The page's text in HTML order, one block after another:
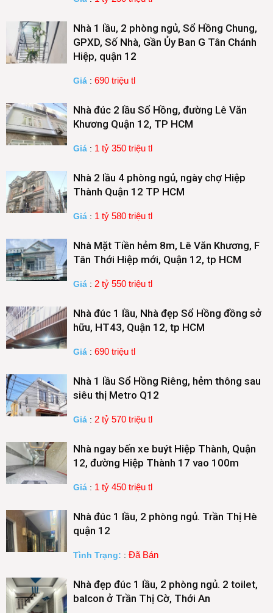
Nhà 1 lầu, 2 phòng ngủ, Sổ Hồng Chung,
GPXD, Số Nhà, Gần Ủy Ban G Tân Chánh
Hiệp, quận 12
Giá : 690 triệu tl
Nhà đúc 2 lầu Sổ Hồng, đường Lê Văn
Khương Quận 12, TP HCM
Giá : 1 tỷ 350 triệu tl
Nhà 2 lầu 4 phòng ngủ, ngày chợ Hiệp
Thành Quận 12 TP HCM
Giá : 1 tỷ 580 triệu tl
Nhà Mặt Tiền hẻm 8m, Lê Văn Khương, F
Tân Thới Hiệp mới, Quận 12, tp HCM
Giá : 2 tỷ 550 triệu tl
Nhà đúc 1 lầu, Nhà đẹp Sổ Hồng đồng sở
hữu, HT43, Quận 12, tp HCM
Giá : 690 triệu tl
Nhà 1 lầu Sổ Hồng Riêng, hẻm thông sau
siêu thị Metro Q12
Giá : 2 tỷ 570 triệu tl
Nhà ngay bến xe buýt Hiệp Thành, Quận
12, đường Hiệp Thành 17 vao 100m
Giá : 1 tỷ 450 triệu tl
Nhà đúc 1 lầu, 2 phòng ngủ. Trần Thị Hè
quận 12
Tình Trạng: : Đã Bán
Nhà đẹp đúc 1 lầu, 2 phòng ngủ. 2 toilet,
balcon ở Trần Thị Cờ, Thới An